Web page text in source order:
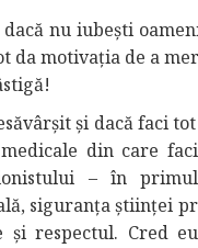
nu iubești
da motivația de a
şi dacă faci
din care
– în
siguranţa ştiinţei
și respectul. Cred